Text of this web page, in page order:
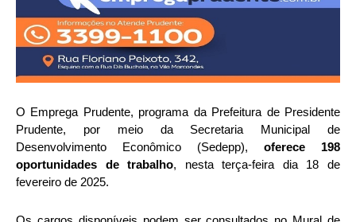
O Emprega Prudente, programa da Prefeitura de Presidente
Prudente, por meio da Secretaria Municipal de
Desenvolvimento Econômico (Sedepp), oferece 198
oportunidades de trabalho, nesta terça-feira dia 18 de
fevereiro de 2025.